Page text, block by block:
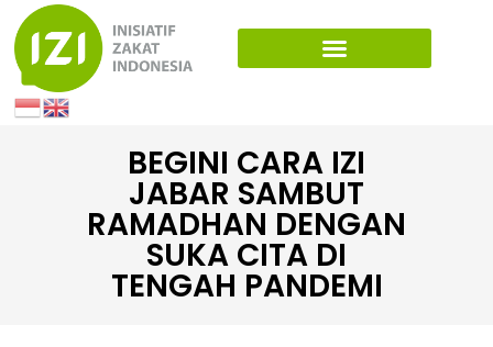
BEGINI CARA IZI
JABAR SAMBUT
RAMADHAN DENGAN
SUKA CITA DI
TENGAH PANDEMI